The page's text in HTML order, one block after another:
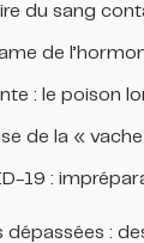
du sang
de l’hormone de
: le poison longtemps
de la « vache
: impréparation et
: des